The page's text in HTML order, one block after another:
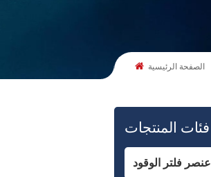
الصفحة الرئيسية
فئات المنتجات
عنصر فلتر الوقود